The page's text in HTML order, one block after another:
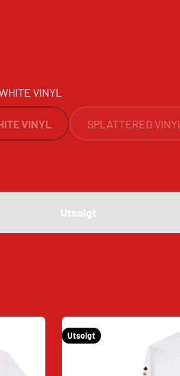
VINYL
VINYL SPLATTERED VINYL
Utsolgt
Utsolgt